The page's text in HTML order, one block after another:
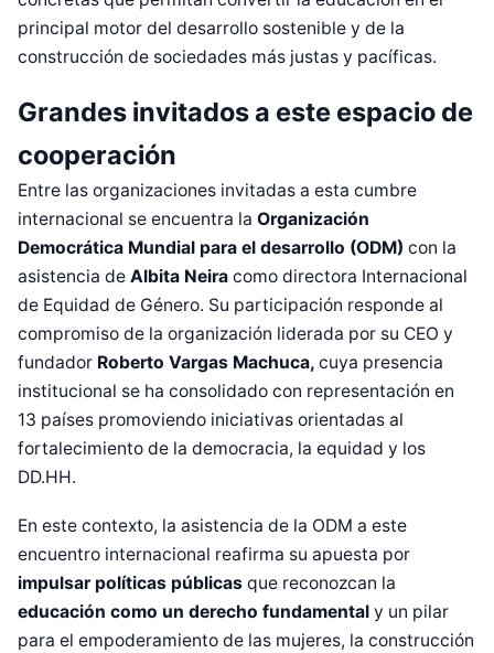
principal motor del desarrollo sostenible y de la
construcción de sociedades más justas y pacíficas.
Grandes invitados a este espacio de
cooperación
Entre las organizaciones invitadas a esta cumbre
internacional se encuentra la Organización
Democrática Mundial para el desarrollo (ODM) con la
asistencia de Albita Neira como directora Internacional
de Equidad de Género. Su participación responde al
compromiso de la organización liderada por su CEO y
fundador Roberto Vargas Machuca, cuya presencia
institucional se ha consolidado con representación en
13 países promoviendo iniciativas orientadas al
fortalecimiento de la democracia, la equidad y los
DD.HH.
En este contexto, la asistencia de la ODM a este
encuentro internacional reafirma su apuesta por
impulsar políticas públicas que reconozcan la
educación como un derecho fundamental y un pilar
para el empoderamiento de las mujeres, la construcción